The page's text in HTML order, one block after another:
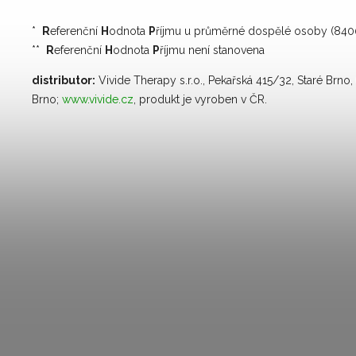
* Referenční H odnota Příjmu u průměrné dospělé osoby
**
Referenční H odnota Příjmu není stanovena
distributor: Vivide Therapy s.r.o., Pekařská 415/32, Staré
Brno; www.vivide.cz, produkt je vyroben v ČR.